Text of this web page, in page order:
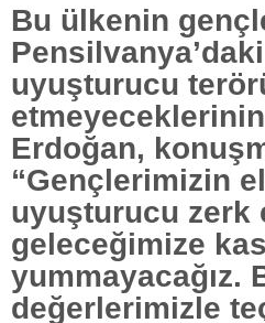
Bu ülkenin
uyuşturucu
etmeyeceklerinin
Erdoğan,
“Gençlerimizin
uyuşturucu zerk
geleceğimize
yummayacağız.
değerlerimizle